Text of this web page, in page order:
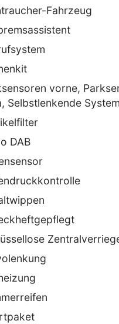
Fahrzeug
vorne,
Selbstlenkende
DAB